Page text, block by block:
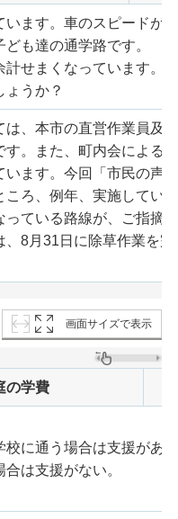
います。車のスピードが
も達の通学路です。
計せまくなっています。
ょうか？
は、本市の直営作業員及
す。また、町内会による
います。今回「市民の声
ころ、例年、実施してい
っている路線が、ご指摘
、8月31日に除草作業を
画面サイズで表示
の学費
校に通う場合は支援があ
は支援がない。